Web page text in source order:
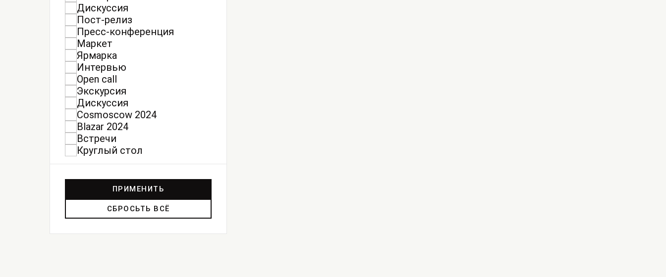
Дискуссия
Пост-релиз
Пресс-конференция
Маркет
Ярмарка
Интервью
Open call
Экскурсия
Дискуссия
Cosmoscow 2024
Blazar 2024
Встречи
Круглый стол
ПРИМЕНИТЬ
СБРОСЬТЬ ВСЁ